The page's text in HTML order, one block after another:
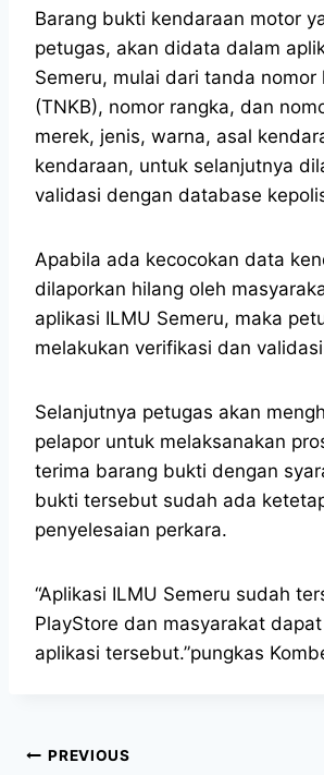
Barang bukti kendaraan motor
petugas, akan didata dalam
Semeru, mulai dari tanda nomor
(TNKB), nomor rangka, dan
merek, jenis, warna, asal
kendaraan, untuk selanjutnya
validasi dengan database
Apabila ada kecocokan data
dilaporkan hilang oleh
aplikasi ILMU Semeru, maka
melakukan verifikasi dan
Selanjutnya petugas akan
pelapor untuk melaksanakan
terima barang bukti dengan
bukti tersebut sudah ada
penyelesaian perkara.
“Aplikasi ILMU Semeru sudah
PlayStore dan masyarakat
aplikasi tersebut.”pungkas
PREVIOUS